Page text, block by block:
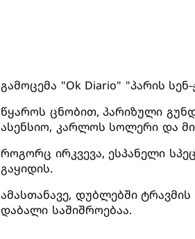
გამოცემა "Ok Diario" "პარის
წყაროს ცნობით, პარიზული
ასენსიო, კარლოს სოლერი და
როგორც ირკვევა, ესპანელი
გაყიდის.
ამასთანავე, დუბლებში
დაბალი საშიშროებაა.